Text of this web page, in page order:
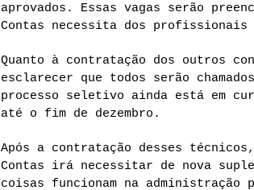
aprovados. Essas vagas serão
Contas necessita dos
Quanto à contratação dos outros
esclarecer que todos serão
processo seletivo ainda está em
até o fim de dezembro.
Após a contratação desses
Contas irá necessitar de nova
coisas funcionam na administração